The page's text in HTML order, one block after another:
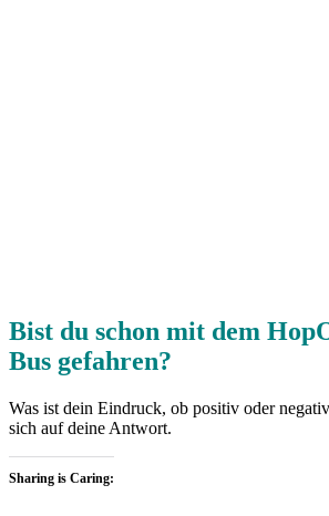
Bist du schon mit dem
Bus gefahren?
Was ist dein Eindruck, ob positiv oder
sich auf deine Antwort.
Sharing is Caring: